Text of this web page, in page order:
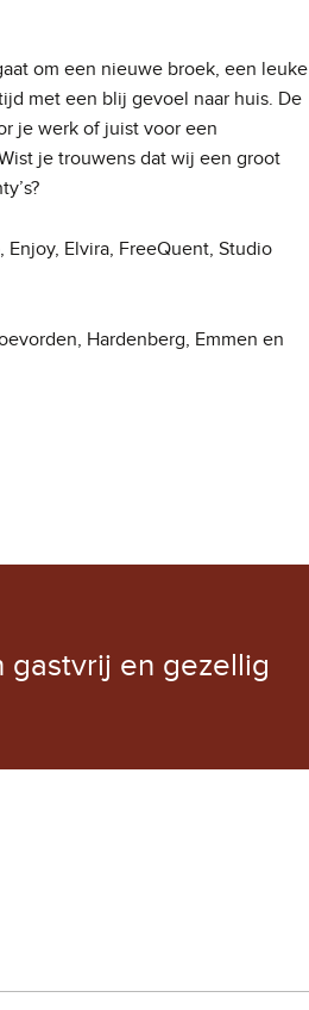
om een nieuwe broek, een leuke
met een blij gevoel naar huis. De
je werk of juist voor een
je trouwens dat wij een groot
Elvira, FreeQuent, Studio
Hardenberg, Emmen en
gastvrij en gezellig